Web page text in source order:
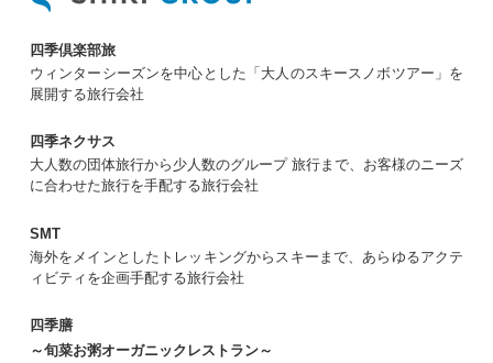
四季倶楽部旅
ウィンターシーズンを中心とした「大人のスキースノボツアー」を
展開する旅行会社
四季ネクサス
大人数の団体旅行から少人数のグループ 旅行まで、お客様のニーズ
に合わせた旅行を手配する旅行会社
SMT
海外をメインとしたトレッキングからスキーまで、あらゆるアクテ
ィビティを企画手配する旅行会社
四季膳
～旬菜お粥オーガニックレストラン～